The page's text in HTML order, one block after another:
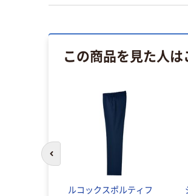
この商品を見た人
ルコックスポルティフ
前のスライドへ